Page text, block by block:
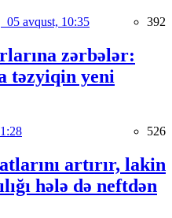
05 avqust, 10:35 392
zərbələr:
təzyiqin yeni
526
artırır, lakin
hələ də neftdən